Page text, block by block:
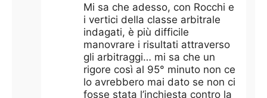
Mi sa che adesso, con Rocchi e
i vertici della classe arbitrale
indagati, è più difficile
manovrare i risultati attraverso
gli arbitraggi… mi sa che un
rigore così al 95° minuto non ce
lo avrebbero mai dato se non ci
fosse stata l’inchiesta contro la